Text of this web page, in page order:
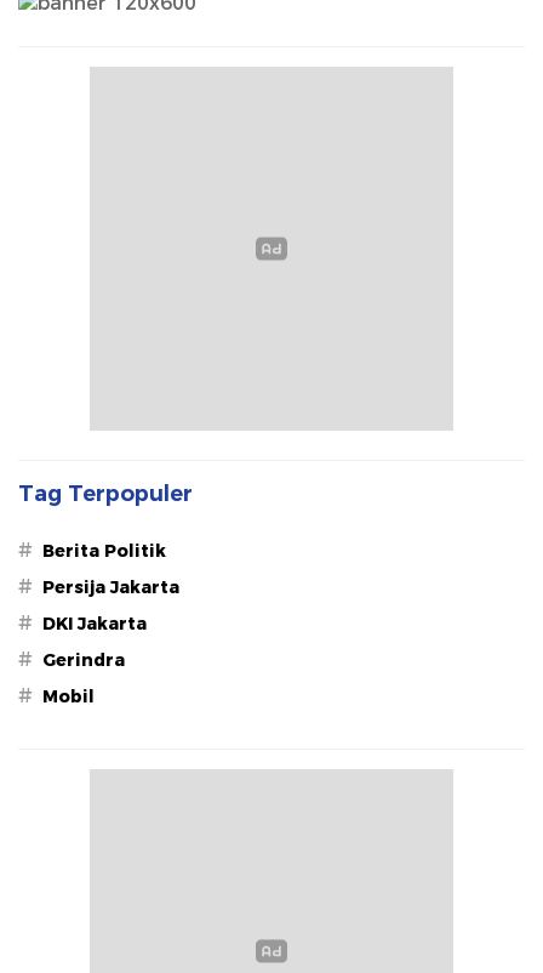
Tag Terpopuler
# Berita Politik
# Persija Jakarta
# DKI Jakarta
# Gerindra
# Mobil